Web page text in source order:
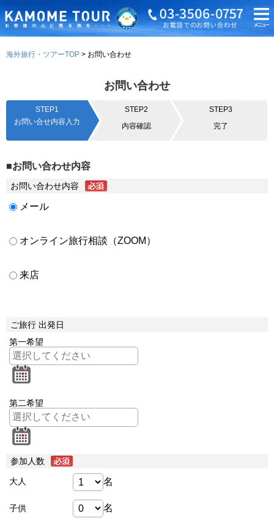
海外旅行・ツアーTOP お問い合わせ
お問い合わせ
STEP1
お問い合せ内容入力
STEP2
内容確認
STEP3
完了
■お問い合わせ内容
お問い合わせ内容
メール
オンライン旅行相談（ZOOM）
来店
ご旅行 出発日
第一希望
第二希望
参加人数
大人 名
子供 名